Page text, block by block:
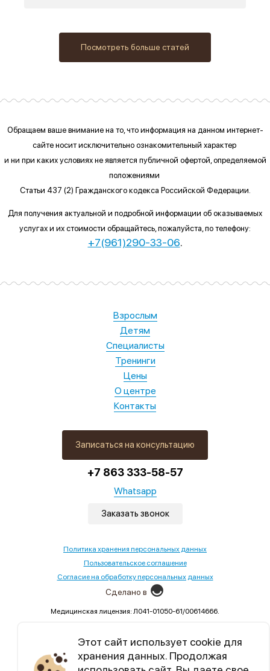
Посмотреть больше статей
Обращаем ваше внимание на то, что информация на данном интернет-
сайтеносит исключительно ознакомительный характер
и ни при каких условияхне является публичной офертой, определяемой
положениями
Статьи 437 (2) Гражданского кодекса Российской Федерации.
Для получения актуальной и подробной информации об оказываемых
услугах и их стоимости обращайтесь, пожалуйста, по телефону:
+7(961)290-33-06.
Уникальный контент, бесплатные марафоны по
Записаться на консультацию
+7 863 333-58-57
Whatsapp
Заказать звонок
Взрослым
Детям
Специалисты
Тренинги
Цены
О центре
Контакты
Политика хранения персональных данных
Пользовательское соглашение
Согласие на обработку персональных данных
Сделано в
Медицинская лицензия: Л041-01050-61/00614666.
области,02.09.2022
Этот сайт использует cookie для
хранения данных. Продолжая